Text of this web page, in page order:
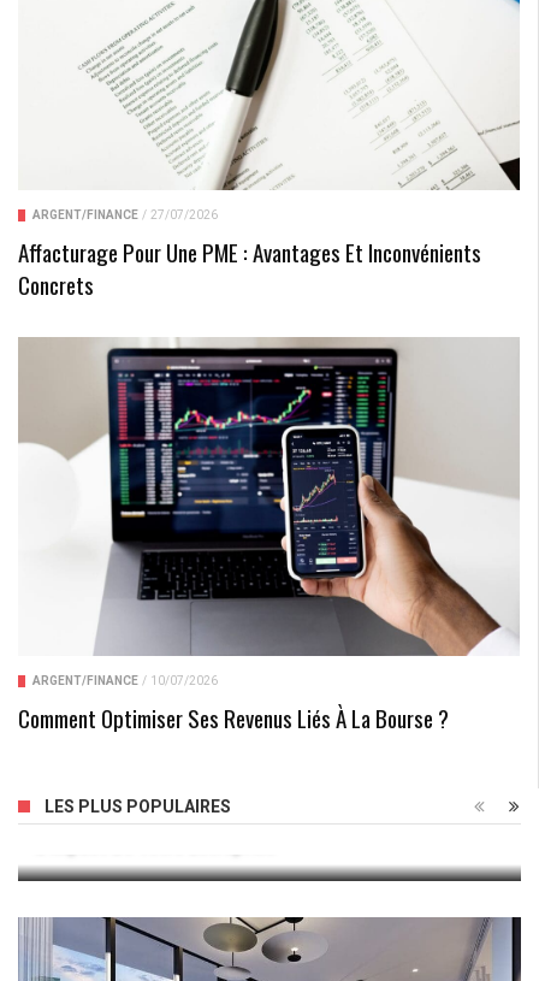
ARGENT/FINANCE / 27/07/2026
Affacturage Pour Une PME : Avantages Et Inconvénients
Concrets
ARGENT/FINANCE / 10/07/2026
Comment Optimiser Ses Revenus Liés À La Bourse ?
LES PLUS POPULAIRES
La Puissance Du Bouton Rouge : Comment Maximiser